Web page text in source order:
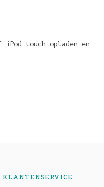
iPod touch opladen en
KLANTENSERVICE